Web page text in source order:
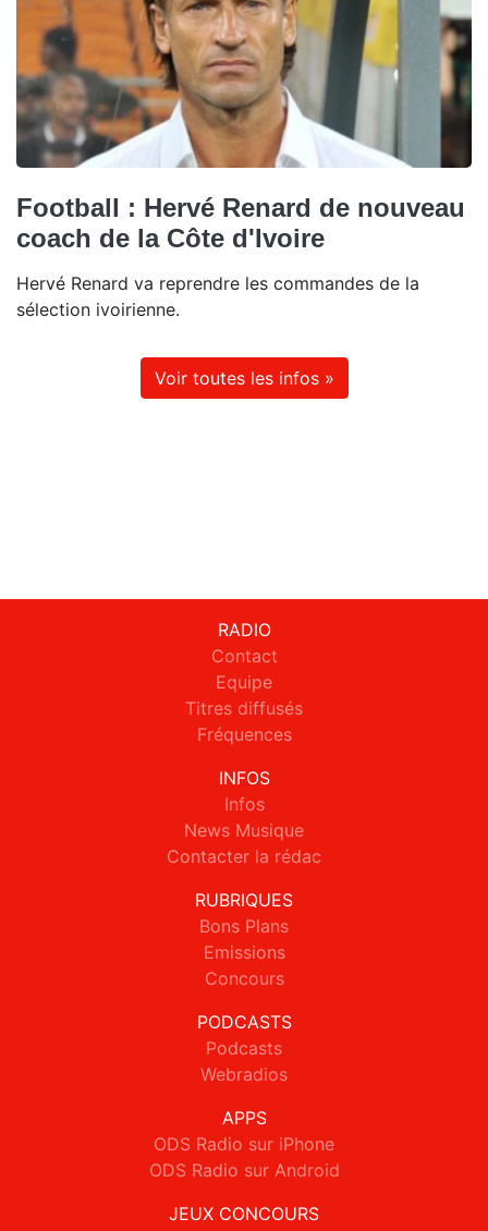
Football : Hervé Renard de nouveau
coach de la Côte d'Ivoire
Hervé Renard va reprendre les commandes de la
sélection ivoirienne.
Voir toutes les infos »
RADIO
Contact
Equipe
Titres diffusés
Fréquences
INFOS
Infos
News Musique
Contacter la rédac
RUBRIQUES
Bons Plans
Emissions
Concours
PODCASTS
Podcasts
Webradios
APPS
ODS Radio sur iPhone
ODS Radio sur Android
JEUX CONCOURS